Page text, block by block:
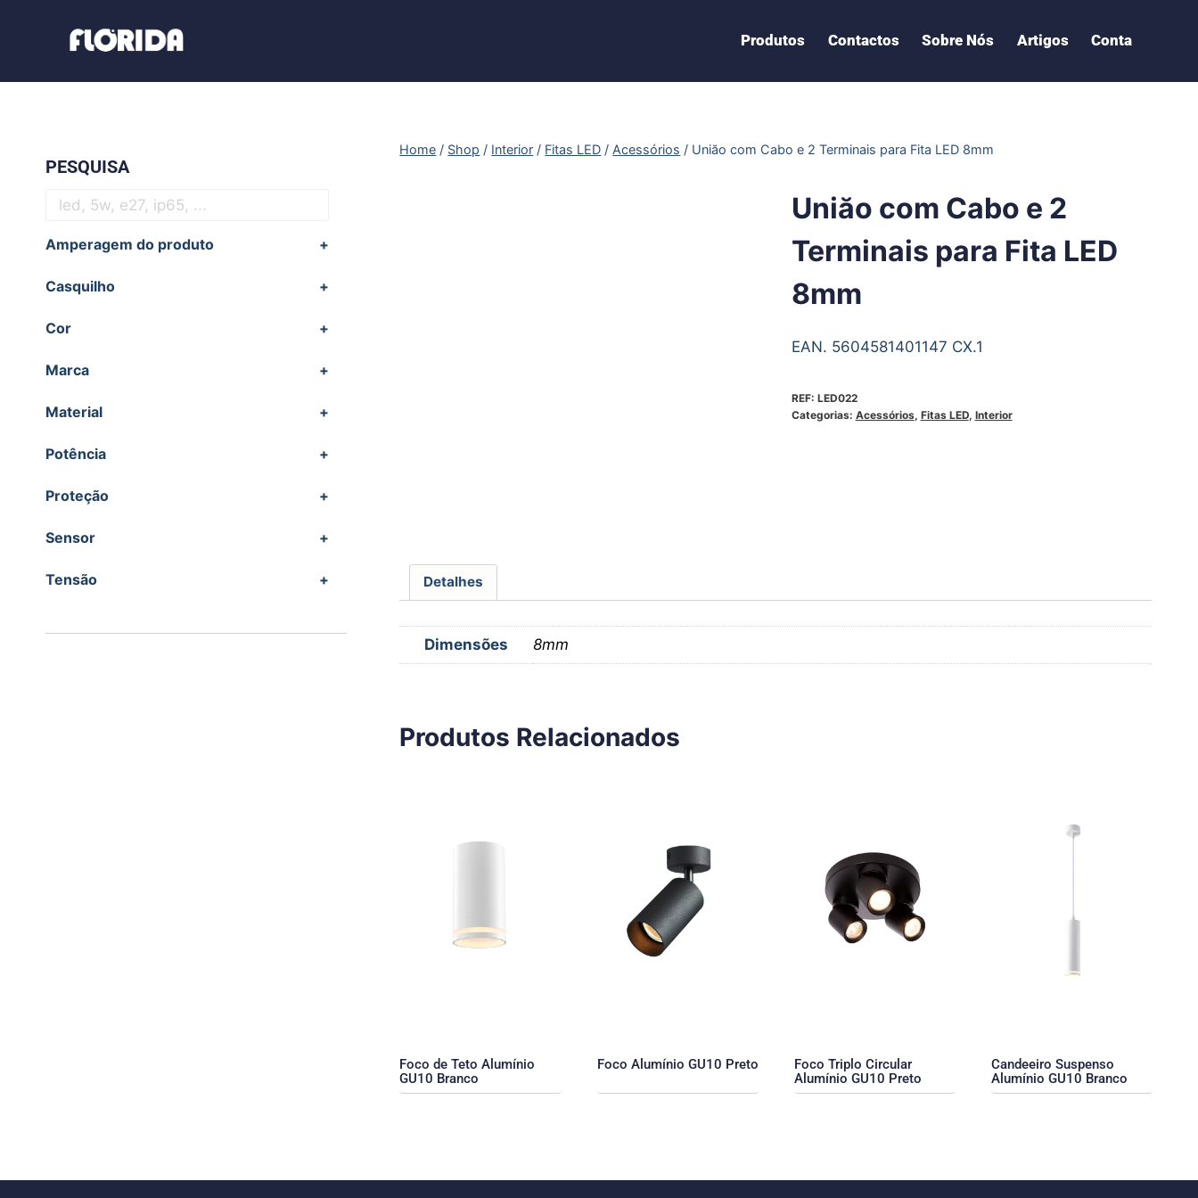
Produtos Contactos Sobre Nós Artigos Conta
Home / Shop / Interior / Fitas LED / Acessórios / Uniăo com Cabo e 2 Terminais para Fita LED 8mm
Uniăo com Cabo e 2
Terminais para Fita LED
8mm
EAN. 5604581401147 CX.1
REF: LED022
Categorias: Acessórios, Fitas LED, Interior
Detalhes
Dimensões 8mm
Produtos Relacionados
Foco de Teto Alumínio
GU10 Branco
Foco Alumínio GU10 Preto
Foco Triplo Circular
Alumínio GU10 Preto
Candeeiro Suspenso
Alumínio GU10 Branco
PESQUISA
Amperagem do produto +
Casquilho +
Cor +
Marca +
Material +
Potência +
Proteção +
Sensor +
Tensão +